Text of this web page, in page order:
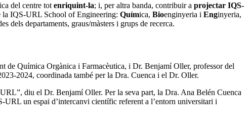
del centre tot enriquint-la; i, per altra banda, contribuir a projectar IQS-
la IQS-URL School of Engineering: Química, Bioenginyeria i Enginyeria,
dels departaments, graus/màsters i grups de recerca.
de Química Orgànica i Farmacèutica, i Dr. Benjamí Oller, professor del
2024, coordinada també per la Dra. Cuenca i el Dr. Oller.
diu el Dr. Benjamí Oller. Per la seva part, la Dra. Ana Belén Cuenca
URL un espai d’intercanvi científic referent a l’entorn universitari i